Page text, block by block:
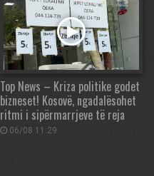
Top News – Kriza politike godet
bizneset! Kosovë, ngadalësohet
ritmi i sipërmarrjeve të reja
06/08 11:29